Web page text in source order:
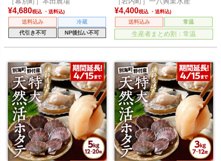
¥4,680税込
送料込み
冷蔵
代引き不可
NP後払い不可
¥4,400税込
送料込み 常温
生産者まとめ割：常温